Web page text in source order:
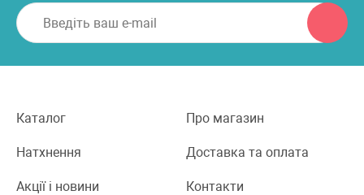
Каталог Про магазин
Натхнення Доставка та оплата
Акції і новини Контакти